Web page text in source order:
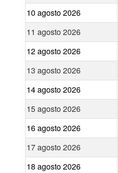
10 agosto 2026
11 agosto 2026
12 agosto 2026
13 agosto 2026
14 agosto 2026
15 agosto 2026
16 agosto 2026
17 agosto 2026
18 agosto 2026